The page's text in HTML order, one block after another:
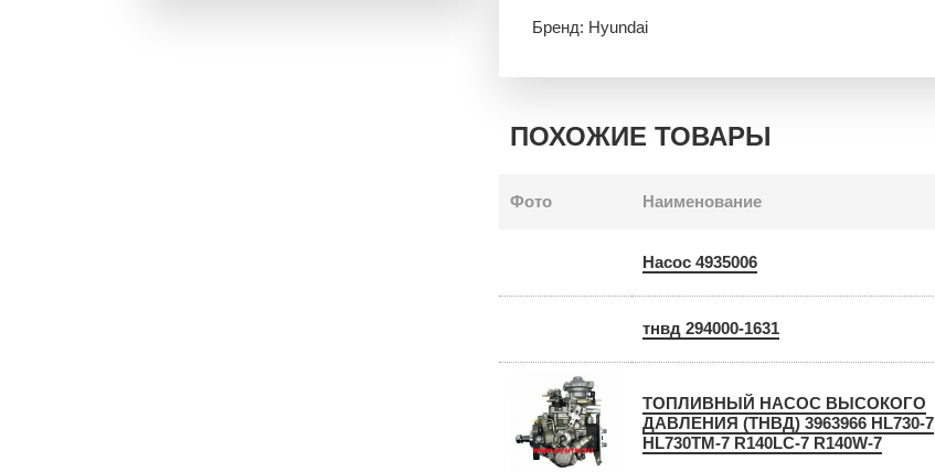
Бренд: Hyundai
ПОХОЖИЕ ТОВАРЫ
Фото Наименование
Насос 4935006
тнвд 294000-1631
ТОПЛИВНЫЙ НАСОС ВЫСОКОГО
ДАВЛЕНИЯ (ТНВД) 3963966 HL730-7
HL730TM-7 R140LC-7 R140W-7